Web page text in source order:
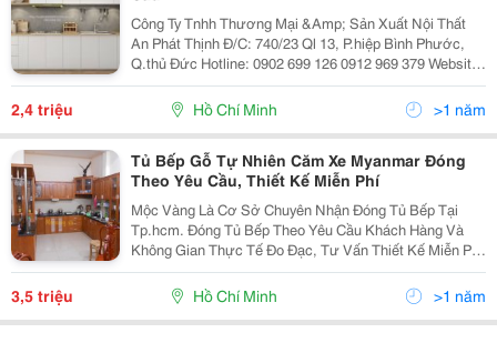
Công Ty Tnhh Thương Mại &Amp; Sản Xuất Nội Thất
An Phát Thịnh Đ/C: 740/23 Ql 13, P.hiệp Bình Phước,
Q.thủ Đức Hotline: 0902 699 126 0912 969 379 Website:
Http://Anphatthinhfurniture.com ----------- Chúng Tôi
Chuyên: Tư Vấn, Thiết
2,4 triệu Hồ Chí Minh >1 năm
Tủ Bếp Gỗ Tự Nhiên Căm Xe Myanmar Đóng
Theo Yêu Cầu, Thiết Kế Miễn Phí
Mộc Vàng Là Cơ Sở Chuyên Nhận Đóng Tủ Bếp Tại
Tp.hcm. Đóng Tủ Bếp Theo Yêu Cầu Khách Hàng Và
Không Gian Thực Tế Đo Đạc, Tư Vấn Thiết Kế Miễn Phí
Tất Cả Các Ngày Trong Tuần. Lh: Cty Tnhh Trang Trí Nội
Thất Mộc Vàng Số 05 Nguyễn Văn Lượng,...
3,5 triệu Hồ Chí Minh >1 năm